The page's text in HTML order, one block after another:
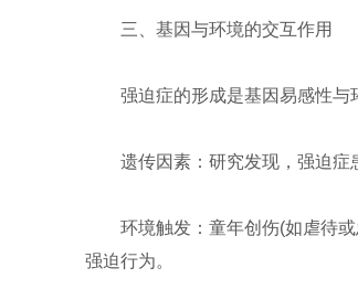
三、基因与环境的交互作用
强迫症的形成是基因易感性与
遗传因素：研究发现，强迫症
环境触发：童年创伤(如虐待
强迫行为。